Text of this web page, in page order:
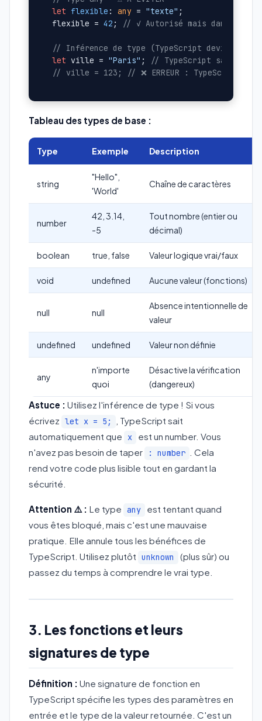
let flexible : any = "texte" ;
flexible = 42 ; // ✓ Autorisé mais dangereux !
// Inférence de type (TypeScript devine le
let ville = "Paris" ;
// TypeScript sait que
// ville = 123; // ❌ ERREUR : TypeScript a
Tableau des types de base :
Type Exemple Description
string
"Hello",
'World'
Chaîne de caractères
number
42, 3.14,
-5
Tout nombre (entier ou
décimal)
boolean true, false Valeur logique vrai/faux
void undefined Aucune valeur (fonctions)
null null
Absence intentionnelle de
valeur
undefined undefined Valeur non définie
any
n'importe
quoi
Désactive la vérification
(dangereux)
Astuce : Utilisez l'inférence de type ! Si vous
écrivez let x = 5;
, TypeScript sait
automatiquement que
x
est un number. Vous
n'avez pas besoin de taper
: number
. Cela
rend votre code plus lisible tout en gardant la
sécurité.
Attention ⚠️ : Le type any
est tentant quand
vous êtes bloqué, mais c'est une mauvaise
pratique. Elle annule tous les bénéfices de
TypeScript. Utilisez plutôt unknown
(plus sûr) ou
passez du temps à comprendre le vrai type.
3. Les fonctions et leurs
signatures de type
Définition : Une signature de fonction en
TypeScript spécifie les types des paramètres en
entrée et le type de la valeur retournée. C'est un